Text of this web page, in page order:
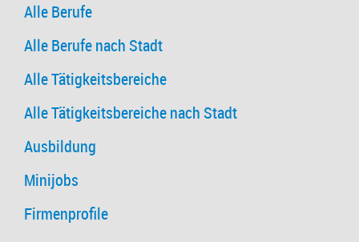
Alle Berufe
Alle Berufe nach Stadt
Alle Tätigkeitsbereiche
Alle Tätigkeitsbereiche nach Stadt
Ausbildung
Minijobs
Firmenprofile